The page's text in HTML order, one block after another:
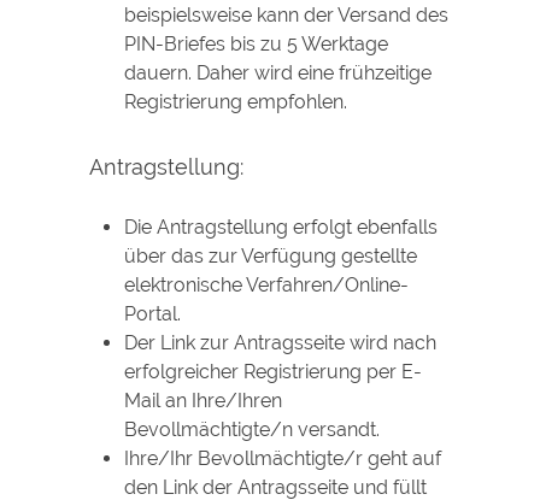
beispielsweise kann der Versand des
PIN-Briefes bis zu 5 Werktage
dauern. Daher wird eine frühzeitige
Registrierung empfohlen.
Antragstellung:
Die Antragstellung erfolgt ebenfalls
über das zur Verfügung gestellte
elektronische Verfahren/Online-
Portal.
Der Link zur Antragsseite wird nach
erfolgreicher Registrierung per E-
Mail an Ihre/Ihren
Bevollmächtigte/n versandt.
Ihre/Ihr Bevollmächtigte/r geht auf
den Link der Antragsseite und füllt